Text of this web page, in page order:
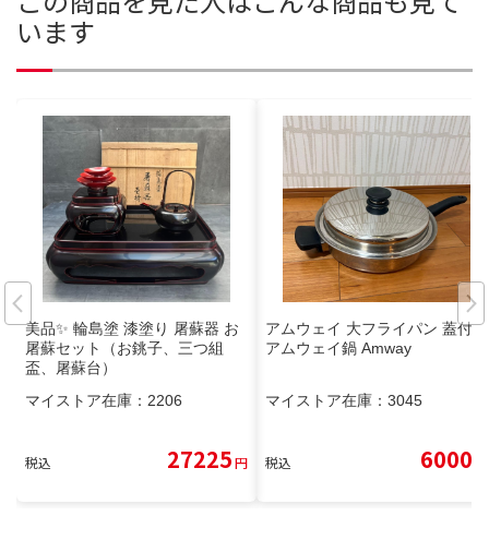
います
美品✨ 輪島塗 漆塗り 屠蘇器 お
屠蘇セット（お銚子、三つ組
盃、屠蘇台）
マイストア在庫： 2206
税込 27225円
アムウェイ 大フライパン 蓋付き
アムウェイ鍋 Amway
マイストア在庫： 3045
税込 6000